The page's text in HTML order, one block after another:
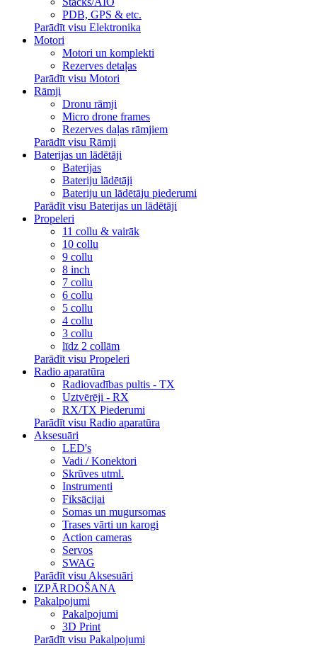
PDB, GPS & etc.
Parādīt visu Elektronika
Motori
Motori un komplekti
Rezerves detaļas
Parādīt visu Motori
Rāmji
Dronu rāmji
Micro drone frames
Rezerves daļas rāmjiem
Parādīt visu Rāmji
Baterijas un lādētāji
Baterijas
Bateriju lādētāji
Bateriju un lādētāju piederumi
Parādīt visu Baterijas un lādētāji
Propeleri
11 collu & vairāk
10 collu
9 collu
8 inch
7 collu
6 collu
5 collu
4 collu
3 collu
līdz 2 collām
Parādīt visu Propeleri
Radio aparatūra
Radiovadības pultis - TX
Uztvērēji - RX
RX/TX Piederumi
Parādīt visu Radio aparatūra
Aksesuāri
LED's
Vadi / Konektori
Skrūves utml.
Instrumenti
Fiksācijai
Somas un mugursomas
Trases vārti un karogi
Action cameras
Servos
SWAG
Parādīt visu Aksesuāri
IZPĀRDOŠANA
Pakalpojumi
Pakalpojumi
3D Print
Parādīt visu Pakalpojumi